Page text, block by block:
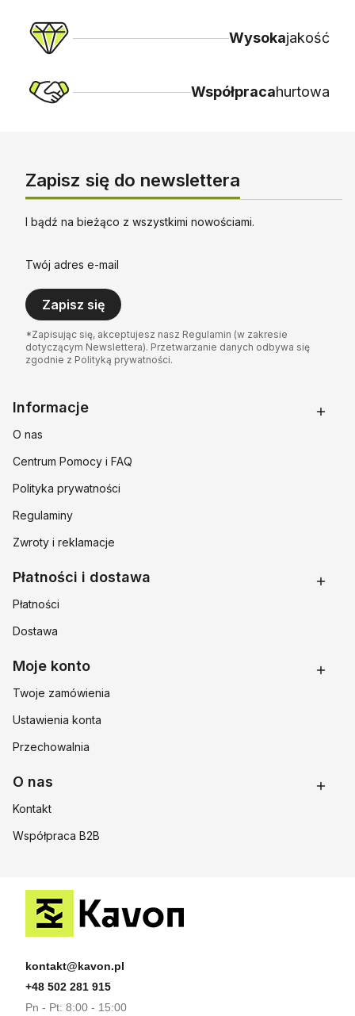
Wysokajakość
Współpracahurtowa
Zapisz się do newslettera
I bądź na bieżąco z wszystkimi nowościami.
Twój adres e-mail
Zapisz się
*Zapisując się, akceptujesz nasz Regulamin (w zakresie
dotyczącym Newslettera). Przetwarzanie danych odbywa się
zgodnie z Polityką prywatności.
Linki w stopce
Informacje
O nas
Centrum Pomocy i FAQ
Polityka prywatności
Regulaminy
Zwroty i reklamacje
Płatności i dostawa
Płatności
Dostawa
Moje konto
Twoje zamówienia
Ustawienia konta
Przechowalnia
O nas
Kontakt
Współpraca B2B
kontakt@kavon.pl
+48 502 281 915
Pn - Pt: 8:00 - 15:00